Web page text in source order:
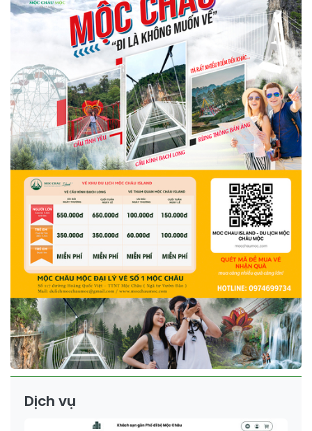
Dịch vụ